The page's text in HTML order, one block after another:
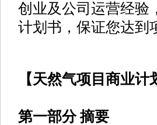
创业及公司运营经验
计划书，保证您达到
【天然气项目商业计
第一部分 摘要